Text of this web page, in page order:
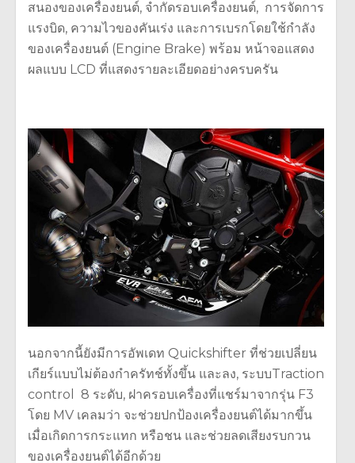
สนองของเครื่องยนต์, จำกัดรอบเครื่องยนต์, การจัดการ
แรงบิด, ความไวของคันเร่ง และการเบรกโดยใช้กำลัง
ของเครื่องยนต์ (Engine Brake) พร้อม หน้าจอแสดง
ผลแบบ LCD ที่แสดงรายละเอียดอย่างครบครัน
นอกจากนี้ยังมีการอัพเดท Quickshifter ที่ช่วยเปลี่ยน
เกียร์แบบไม่ต้องกำครัทช์ทั้งขึ้น และลง, ระบบTraction
control 8 ระดับ, ฝาครอบเครื่องที่แชร์มาจากรุ่น F3
โดย MV เคลมว่า จะช่วยปกป้องเครื่องยนต์ได้มากขึ้น
เมื่อเกิดการกระแทก หรือชน และช่วยลดเสียงรบกวน
ของเครื่องยนต์ได้อีกด้วย